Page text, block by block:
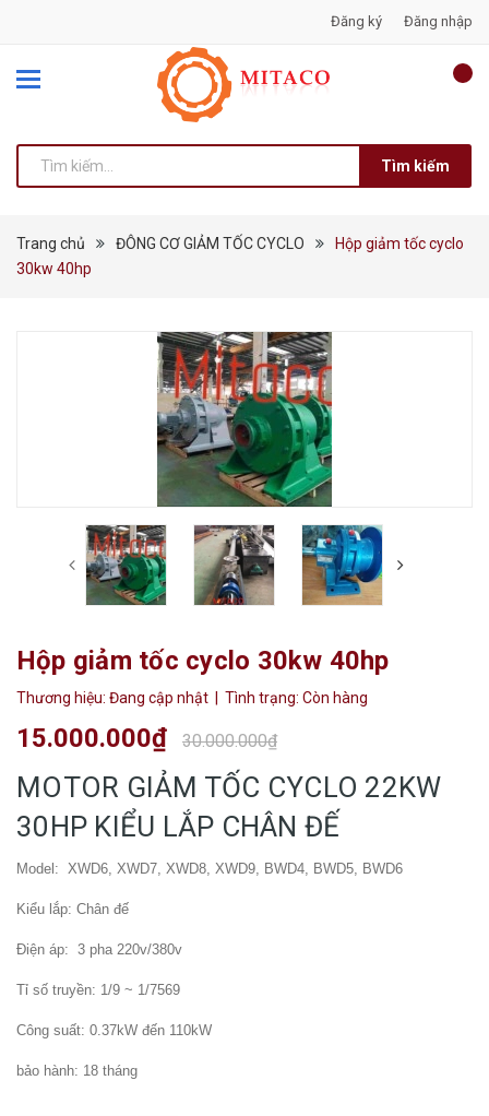
Đăng ký Đăng nhập
Tìm kiếm
Trang chủ ĐÔNG CƠ GIẢM TỐC CYCLO
Hộp giảm tốc cyclo
30kw 40hp
Hộp giảm tốc cyclo 30kw 40hp
Thương hiệu: Đang cập nhật | Tình trạng: Còn hàng
15.000.000₫ 30.000.000₫
MOTOR GIẢM TỐC CYCLO 22KW
30HP KIỂU LẮP CHÂN ĐẾ
Model: XWD6, XWD7, XWD8, XWD9, BWD4, BWD5, BWD6
Kiểu lắp: Chân đế
Điện áp: 3 pha 220v/380v
Tỉ số truyền: 1/9 ~ 1/7569
Công suất: 0.37kW đến 110kW
bảo hành: 18 tháng